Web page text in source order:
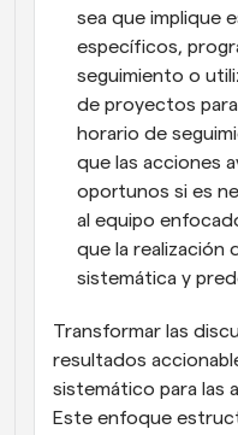
sea que implique
específicos,
seguimiento o
de proyectos
horario de
que las acciones
oportunos si es
al equipo
que la realización
sistemática y
Transformar las
resultados
sistemático para las
Este enfoque